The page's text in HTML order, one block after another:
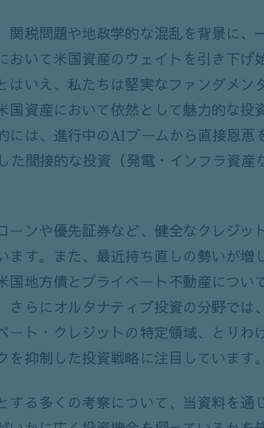
関税問題や地政学的な混乱を背景に、
おいて米国資産のウェイトを引き下げ
はいえ、私たちは堅実なファンダメン
国資産において依然として魅力的な投
には、進行中のAIブームから直接恩恵
た間接的な投資（発電・インフラ資産
ーンや優先証券など、健全なクレジッ
ます。また、最近持ち直しの勢いが増
国地方債とプライベート不動産につい
さらにオルタナティブ投資の分野では
ート・クレジットの特定領域、とりわ
を抑制した投資戦略に注目しています。
する多くの考察について、当資料を通